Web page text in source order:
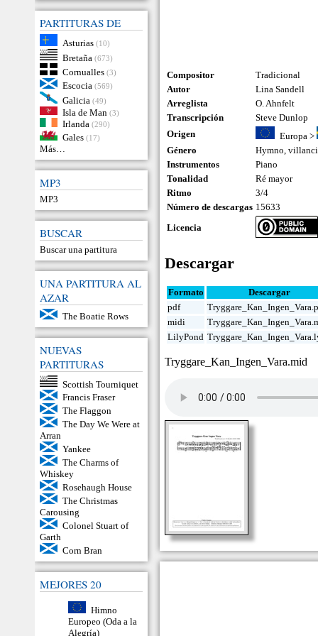
PARTITURAS DE
Asturias (10)
Bretaña (673)
Cornualles (3)
Escocia (569)
Galicia (49)
Isla de Man (3)
Irlanda (290)
Gales (17)
Más…
MP3
MP3
BUSCAR
Buscar una partitura
UNA PARTITURA AL
AZAR
The Boatie Rows
NUEVAS
PARTITURAS
Scottish Tourniquet
Francis Fraser
The Flaggon
The Day We Were at
Arran
Yankee
The Charms of
Whiskey
Rosehaugh House
The Christmas
Carousing
Colonel Stuart of
Garth
Corn Bran
MEJORES 20
Himno
Europeo (Oda a la
Alegría)
Compositor
Tradicional
Autor
Lina Sandell
Arreglista
O. Ahnfelt
Transcripción
Steve Dunlop
Origen
Europa>
Género
Hymno,
Instrumentos
Piano
Tonalidad
Ré mayor
Ritmo
3/4
Número de descargas 15633
Licencia
Descargar
Formato
Descargar
pdf
midi
LilyPond
Tryggare_Kan_Ingen_Vara.mid